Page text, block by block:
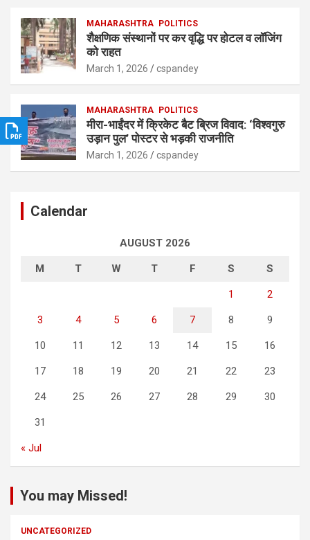
MAHARASHTRA POLITICS
शैक्षणिक संस्थानों पर कर वृद्धि पर होटल व लॉजिंग
को राहत
March 1, 2026 cspandey
MAHARASHTRA POLITICS
मीरा-भाईंदर में क्रिकेट बैट ब्रिज विवाद: ‘विश्वगुरु
उड़ान पुल’ पोस्टर से भड़की राजनीति
March 1, 2026 cspandey
Calendar
AUGUST 2026
M T W T F S S
1 2
3 4 5 6 7 8 9
10 11 12 13 14 15 16
17 18 19 20 21 22 23
24 25 26 27 28 29 30
31
« Jul
You may Missed!
UNCATEGORIZED